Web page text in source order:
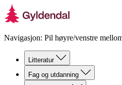
Navigasjon: Pil høyre/venstre
Litteratur
Fag og utdanning